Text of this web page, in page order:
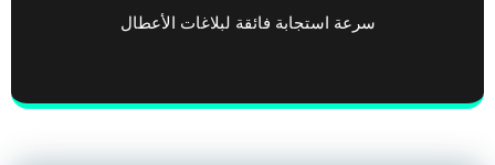
سرعة استجابة فائقة لبلاغات الأعطال